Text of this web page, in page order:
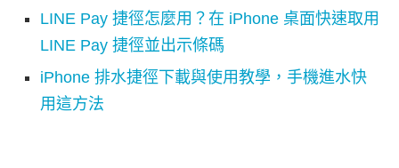
LINE Pay 捷徑怎麼用？在 iPhone 桌面快速取用
LINE Pay 捷徑並出示條碼
iPhone 排水捷徑下載與使用教學，手機進水快
用這方法